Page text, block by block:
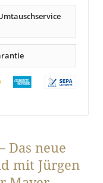
Das neue
mit Jürgen